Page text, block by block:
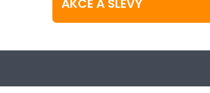
AKCE A SLEVY